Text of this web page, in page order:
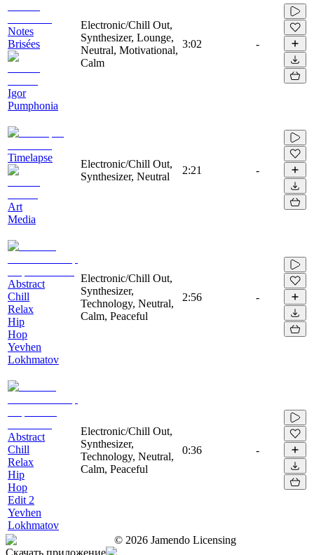
Notes
Brisées
Igor
Pumphonia
Electronic/Chill Out,
Synthesizer, Lounge,
Neutral, Motivational,
Calm
3:02 -
Timelapse
Art
Media
Electronic/Chill Out,
Synthesizer, Neutral
2:21 -
Abstract
Chill
Relax
Hip
Hop
Yevhen
Lokhmatov
Electronic/Chill Out,
Synthesizer,
Technology, Neutral,
Calm, Peaceful
2:56 -
Abstract
Chill
Relax
Hip
Hop
Edit 2
Yevhen
Lokhmatov
Electronic/Chill Out,
Synthesizer,
Technology, Neutral,
Calm, Peaceful
0:36 -
© 2026 Jamendo Licensing
Скачать приложение